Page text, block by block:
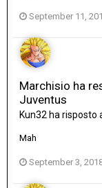
September 11,
Marchisio ha
Juventus
Kun32 ha risposto
Mah
September 3,